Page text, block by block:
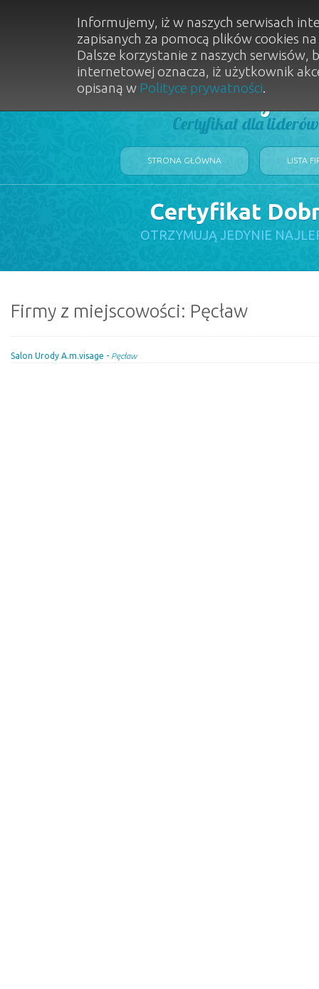
Dobry
Certyfikat dla
STRONA GŁÓWNA LISTA
Certyfikat
OTRZYMUJĄ JEDYNIE
Firmy z miejscowości: Pęcław
Salon Urody A.m.visage - Pęcław
Informujemy, iż w naszych serwisach
zapisanych za pomocą plików cookies
Dalsze korzystanie z naszych
internetowej oznacza, iż użytkownik
opisaną w Polityce prywatności.